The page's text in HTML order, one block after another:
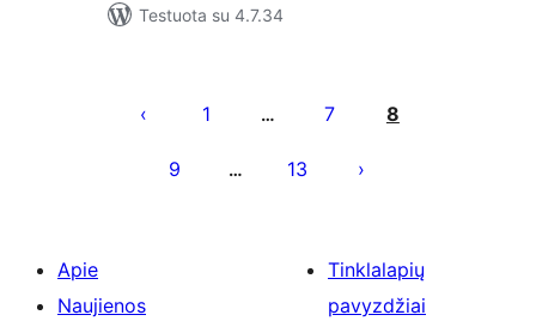
Testuota su 4.7.34
puslapiavimas
1 … 7 8
9 … 13
Apie
Naujienos
Tinklalapių
pavyzdžiai